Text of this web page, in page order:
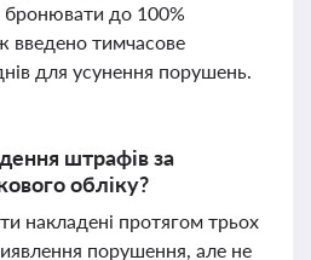
до 100%
введено тимчасове
для усунення порушень.
штрафів за
обліку?
накладені протягом трьох
порушення, але не